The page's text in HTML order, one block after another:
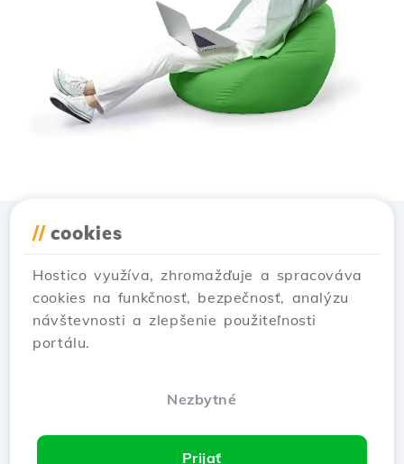
// cookies
Hostico využíva, zhromažďuje a spracováva
cookies na funkčnosť, bezpečnosť, analýzu
návštevnosti a zlepšenie použiteľnosti
portálu.
Nezbytné
Prijať
Stiahnuť aplikáciu